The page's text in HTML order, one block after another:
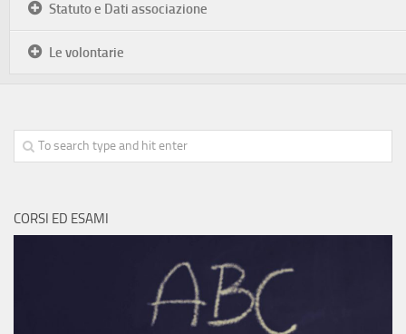
Statuto e Dati associazione
Le volontarie
CORSI ED ESAMI